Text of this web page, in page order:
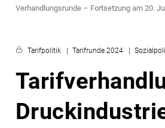
Verhandlungsrunde – Fortsetzung am 20.
Tarifpolitik Tarifrunde 2024